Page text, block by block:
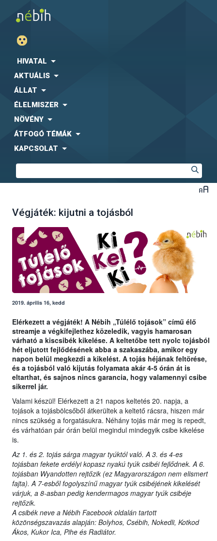
HIVATAL
AKTUÁLIS
ÁLLAT
ÉLELMISZER
NÖVÉNY
ÁTFOGÓ TÉMÁK
KAPCSOLAT
Végjáték: kijutni a tojásból
2019. április 16, kedd
Elérkezett a végjáték! A Nébih „Túlélő tojások” című élő
streamje a végkifejlethez közeledik, vagyis hamarosan
várható a kiscsibék kikelése. A keltetőbe tett nyolc tojásból
hét eljutott fejlődésének abba a szakaszába, amikor egy
napon belül megkezdi a kikelést. A tojás héjának feltörése,
és a tojásból való kijutás folyamata akár 4-5 órán át is
eltarthat, és sajnos nincs garancia, hogy valamennyi csibe
sikerrel jár.
Valami készül! Elérkezett a 21 napos keltetés 20. napja, a
tojások a tojásbölcsőből átkerültek a keltető rácsra, hiszen már
nincs szükség a forgatásukra. Néhány tojás már meg is repedt,
és várhatóan pár órán belül megindul mindegyik csibe kikelése
is.
Az 1. és 2. tojás sárga magyar tyúktól való. A 3. és 4-es
tojásban fekete erdélyi kopasz nyakú tyúk csibéi fejlődnek. A 6.
tojásban Wyandotten rejtőzik (ez Magyarországon nem elismert
fajta). A 7-esből fogolyszínű magyar tyúk csibéjének kikelését
várjuk, a 8-asban pedig kendermagos magyar tyúk csibéje
rejtőzik.
A csibék neve a Nébih Facebook oldalán tartott
közönségszavazás alapján: Bolyhos, Csébih, Nokedli, Kotkod
Ákos, Kukor Ica, Pihe és Radiátor.